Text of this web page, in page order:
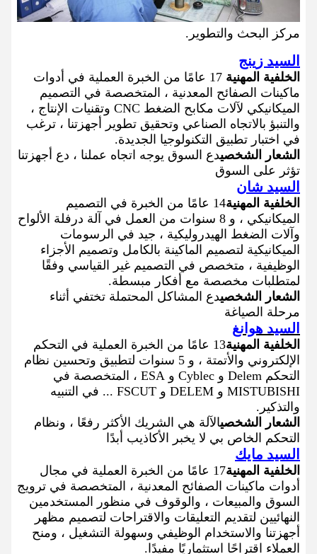
مركز البحث والتطوير.
السيد زينج
الخلفية المهنية
17 عامًا من الخبرة العملية في أدوات
ماكينات الصفائح المعدنية ، المتخصصة في التصميم
الميكانيكي لآلات مكابح الضغط CNC وتقنيات الإنتاج ،
والتنبؤ بالاتجاه الصناعي وتحقيق تطوير أجهزتنا ، ترغب
في اختبار تطبيق التكنولوجيا الجديدة.
الشعار الشخصيدع السوق يوجه اتجاه عملنا ، دع أجهزتنا
تؤثر على السوق
السيد شان
الخلفية المهنية
14 عامًا من الخبرة في التصميم
الميكانيكي ، و 8 سنوات من العمل في آلة درفلة الألواح
وآلات الضغط الهيدروليكية ، جيد في الرسومات
الميكانيكية لتصميم الماكينة بالكامل وتصميم الأجزاء
الوظيفية ، متخصص في التصميم غير القياسي وفقًا
لمتطلبات مخصصة مع أفكار مبسطة.
الشعار الشخصيدع المشاكل المحتملة تختفي أثناء
مرحلة الصياغة
السيد هوانغ
الخلفية المهنية
13 عامًا من الخبرة العملية في التحكم
الإلكتروني والأتمتة ، و 5 سنوات لتطبيق وتحسين نظام
التحكم Delem و Cyblec و ESA ، المتخصصة في
MISTUBISHI و DELEM و FSCUT ... في التنبيه
والتذكير.
الشعار الشخصيالآلة هي الشريك الأكثر رفعًا ، ونظام
التحكم الخاص بي لا يخبر الأكاذيب أبدًا
السيد مايك
الخلفية المهنية
17 عامًا من الخبرة العملية في مجال
أدوات ماكينات الصفائح المعدنية ، المتخصصة في ترويج
السوق والمبيعات ، والوقوف في منظور المستخدمين
النهائيين لتقديم التعليقات والاقتراحات لتصميم مظهر
أجهزتنا والاستخدام الوظيفي وسهولة التشغيل ، ومنح
العملاء اقتراحًا استثماريًا مفيدًا.